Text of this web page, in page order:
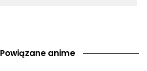
Powiązane anime